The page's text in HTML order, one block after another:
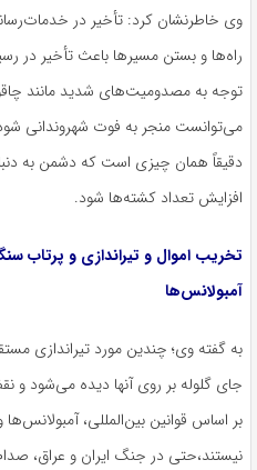
وی خاطرنشان کرد: تأخیر در
راه‌ها و بستن مسیرها باعث تأخیر در
توجه به مصدومیت‌های شدید مانند
می‌توانست منجر به فوت شهروندانی
دقیقاً همان چیزی است که دشمن به
افزایش تعداد کشته‌ها شود.
تخریب اموال و تیراندازی و پرتاب
آمبولانس‌ها
به گفته وی؛ چندین مورد تیراندازی
جای گلوله بر روی آنها دیده می‌شود و
بر اساس قوانین بین‌المللی،
نیستند،حتی در جنگ ایران و عراق،